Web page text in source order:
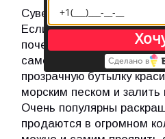
Сувениры и подарки не
Если вы уже
почему бы не изготовить
самостоятельно?
прозрачную бутылку
морским песком и
Очень популярны
продаются в огромном
Сделано в